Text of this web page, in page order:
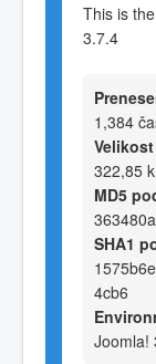
This is
3.7.4
1,384
322,85
MD5
SHA1
4cb6
Joomla!